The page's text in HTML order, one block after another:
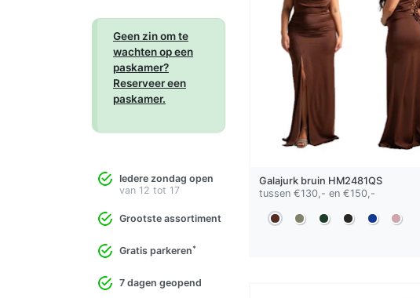
Geen zin om te
wachten op een
paskamer?
Reserveer een
paskamer.
Iedere zondag open
van 12 tot 17
Grootste assortiment
Gratis parkeren*
7 dagen geopend
Galajurk bruin HM2481QS
tussen €130,- en €150,-